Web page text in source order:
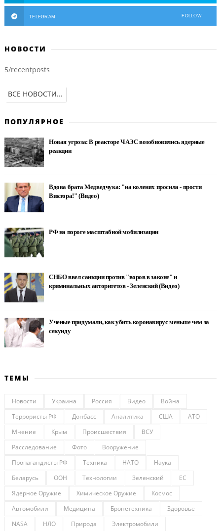
TELEGRAM FOLLOW
НОВОСТИ
5/recentposts
ВСЕ НОВОСТИ...
ПОПУЛЯРНОЕ
Новая угроза: В реакторе ЧАЭС возобновились ядерные
реакции
Вдова брата Медведчука: "на коленях просила - прости
Виктора!" (Видео)
РФ на пороге масштабной мобилизации
СНБО ввел санкции против "воров в законе" и
криминальных авторитетов - Зеленский (Видео)
Ученые придумали, как убить коронавирус меньше чем за
секунду
ТЕМЫ
Новости Украина Россия Видео
Война
Террористы РФ
Донбасс Аналитика США
АТО
Мнение
Крым Происшествия
ВСУ
Расследование
Фото
Вооружение
Пропагандисты РФ
Техника НАТО
Наука
Беларусь
ООН Технологии Зеленский
ЕС
Ядерное Оружие
Химическое Оружие
Космос
Автомобили
Медицина Бронетехника
Здоровье
NASA
НЛО Природа Электромобили